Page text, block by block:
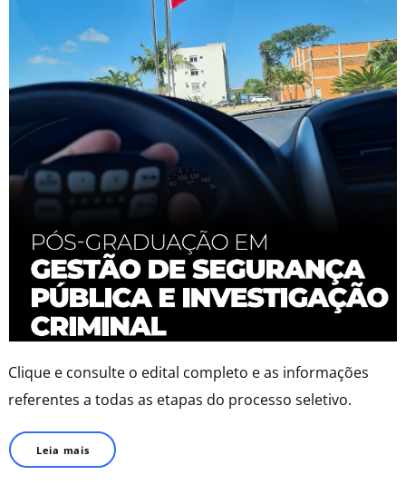
Clique e consulte o edital completo e as informações
referentes a todas as etapas do processo seletivo.
Leia mais